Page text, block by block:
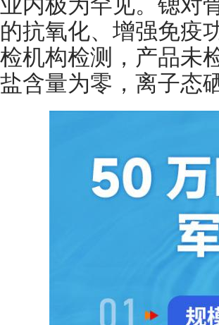
业内极为罕见。锶对
的抗氧化、增强免疫
检机构检测，产品未
盐含量为零，离子态